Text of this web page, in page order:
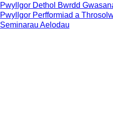
Pwyllgor Dethol Bwrdd
Pwyllgor Perfformiad a
Seminarau Aelodau